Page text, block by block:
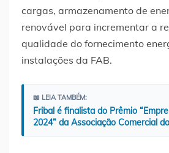
cargas, armazenamento de
renovável para incrementar a
qualidade do fornecimento
instalações da FAB.
📖 LEIA TAMBÉM:
Fribal é finalista do Prêmio
2024” da Associação Comercial